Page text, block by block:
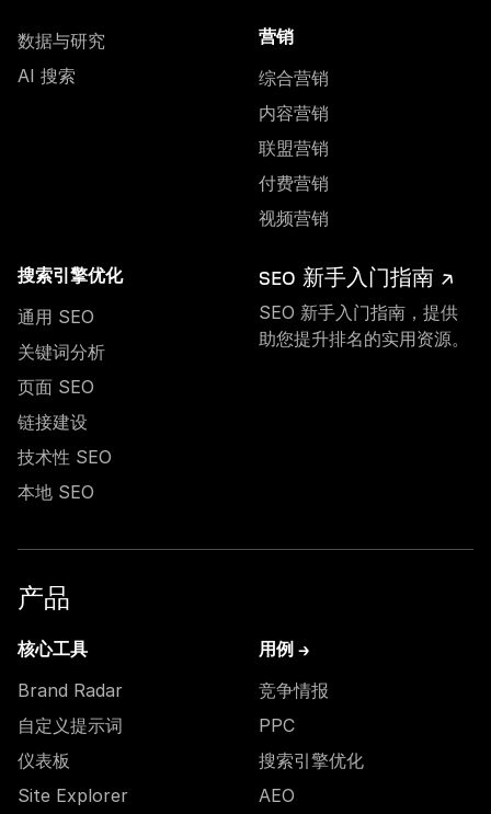
数据与研究
AI 搜索
营销
综合营销
内容营销
联盟营销
付费营销
视频营销
搜索引擎优化
通用 SEO
关键词分析
页面 SEO
链接建设
技术性 SEO
本地 SEO
SEO 新手入门指南 ↗
SEO 新手入门指南，提供
助您提升排名的实用资源。
产品
核心工具
Brand Radar
自定义提示词
仪表板
Site Explorer
用例 →
竞争情报
PPC
搜索引擎优化
AEO